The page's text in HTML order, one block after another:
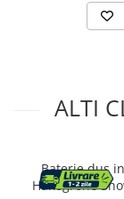
ALTI
Baterie dus
Hansgrohe